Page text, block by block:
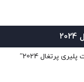
پرتغال 2024”